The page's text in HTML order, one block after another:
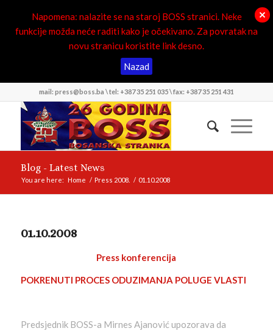
mail: press@boss.ba \ tel: +387 35 251 035 \ fax: +387 35 251 431
Blog - Latest News
You are here: Home / Press 2008. / 01.10.2008
01.10.2008
Press konferencija
POKRENUTI PROCES ODUZIMANJA POLUGE VLASTI
Predsjednik BOSS-a Mirnes Ajanović upozorava da
Napomena: nalazite se na staroj BOSS stranici. Neke
funkcije možda neće raditi kako je očekivano. Za povratak na
novu stranicu koristite link desno.
Nazad